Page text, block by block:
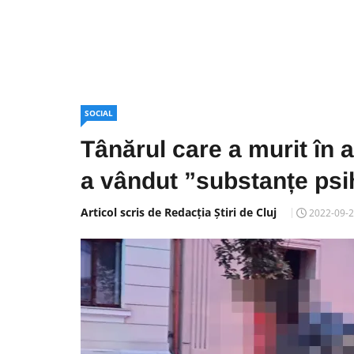
SOCIAL
Tânărul care a murit în
a vândut ”substanțe
Articol scris de Redacția Știri de Cluj 2022-09-